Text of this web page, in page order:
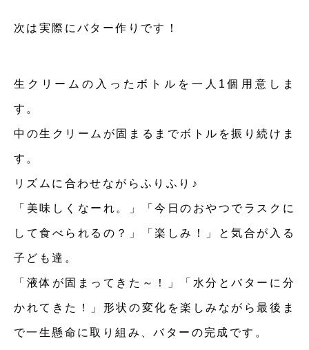
次は実際にバター作りです！
生クリームの入ったボトルを一人1個用意しま
す。
中の生クリームが固まるまでボトルを振り続けま
す。
リズムに合わせながらふりふり♪
「美味しくなーれ。」「今日のおやつでラスクに
して食べられるの？」「楽しみ！」と気合が入る
子ども達。
「液体が固まってきた～！」「水分とバターに分
かれてきた！」形状の変化を楽しみながら最後ま
で一生懸命に取り組み、バターの完成です。